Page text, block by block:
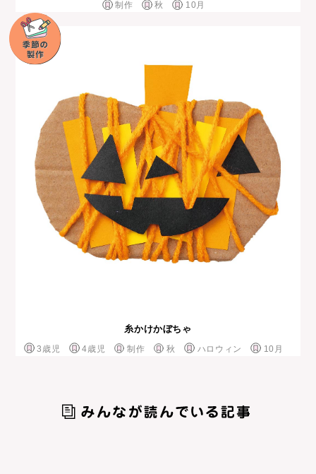
制作 秋 10月
糸かけかぼちゃ
3歳児 4歳児 制作 秋 ハロウィン 10月